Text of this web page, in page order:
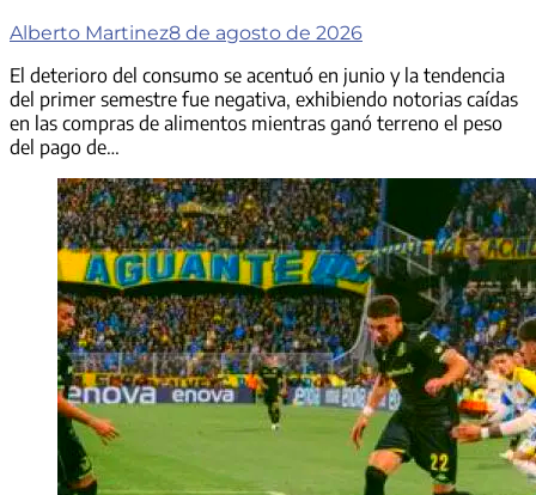
Alberto Martinez8 de agosto de 2026
El deterioro del consumo se acentuó en junio y la tendencia
del primer semestre fue negativa, exhibiendo notorias caídas
en las compras de alimentos mientras ganó terreno el peso
del pago de…